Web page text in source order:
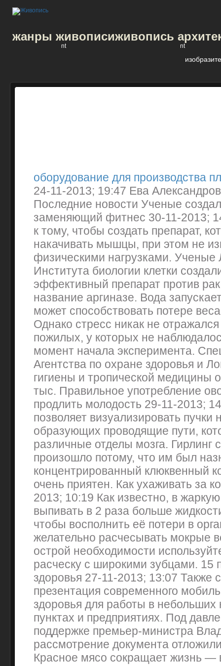
жанры живописи
nt
живопись
nt
оборудование для производства
24-11-2013; 19:47 Ева
Последние новости Ученые
заменяющий фитнес 30-11-2013;
к тому, чтобы создать препарат,
накачивать мышцы, при этом не
физическими нагрузками. Ученые
Института биологии клетки
эффективный препарат против
название аргиназе. Вода
может способствовать потере
Однако стресс никак не
пожилых, у которых не
момент начала эксперимента.
Агентства по охране здоровья и
гигиены и тропической медицины
тыс. Правильное употребление
продлить молодость 29-11-2013;
позволяет визуализировать пучки
образующих проводящие пути,
различные отделы мозга. Гирлинг
произошло потому, что им был
концентрированный клюквенный
очень приятен. Как ухаживать за
2013; 10:19 Как известно, в жаркую
выпивать в 2 раза больше
чтобы восполнить её потери в
желательно расчесывать мокрые
острой необходимости
расческу с широкими зубцами. 15
здоровья 27-11-2013; 13:07 Также
презентация современного
здоровья для работы в небольших
пунктах и предприятиях. Под
поддержке премьер-министра
рассмотрение документа
Красное мясо сокращает жизнь —